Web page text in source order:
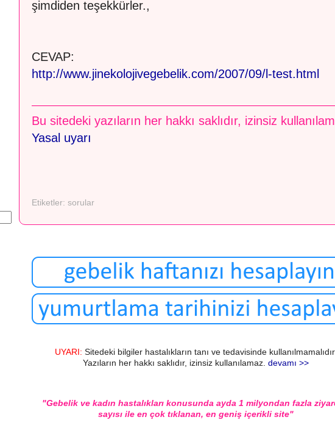
şimdiden teşekkürler.,
CEVAP:
http://www.jinekolojivegebelik.com/2007/09/l-test.html
Bu sitedeki yazıların her hakkı saklıdır, izinsiz
Yasal uyarı
Etiketler: sorular
UYARI: Sitedeki bilgiler hastalıkların tanı ve tedavisinde
Yazıların her hakkı saklıdır, izinsiz kullanılamaz. devamı >>
"Gebelik ve kadın hastalıkları konusunda ayda 1 milyondan fazla
sayısı ile en çok tıklanan, en geniş içerikli site"